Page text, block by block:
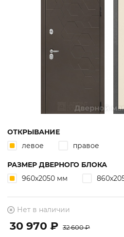
ОТКРЫВАНИЕ
левое
правое
РАЗМЕР ДВЕРНОГО БЛОКА
960х2050 мм
Нет в наличии
30 970 ₽ 32 600 ₽